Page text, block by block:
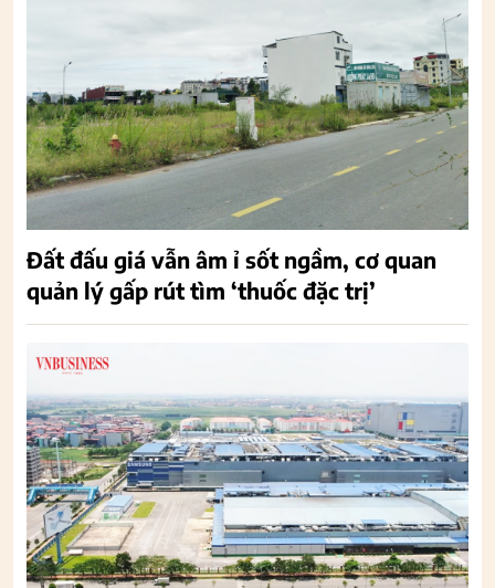
Đất đấu giá vẫn âm ỉ sốt ngầm, cơ quan
quản lý gấp rút tìm ‘thuốc đặc trị’